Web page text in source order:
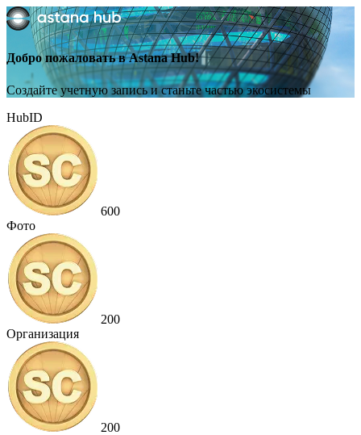
Добро пожаловать в Astana Hub!
Создайте учетную запись и станьте частью экосистемы
HubID
600
Фото
200
Организация
200